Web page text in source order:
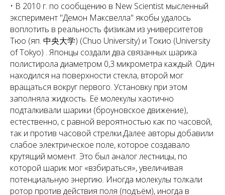
• В 2010 г. по сообщению в New Scientist мысленный
эксперимент "Демон Максвелла" якобы удалось
воплотить в реальность физикам из университетов
Тюо (яп. 中央大学) (Chuo University) и Токио (University
of Tokyo) . Японцы создали два связанных шарика
полистирола диаметром 0,3 микрометра каждый. Один
находился на поверхности стекла, второй мог
вращаться вокруг первого. Установку при этом
заполняла жидкость. Её молекулы хаотично
подталкивали шарики (броуновское движение),
естественно, с равной вероятностью как по часовой,
так и против часовой стрелки.Далее авторы добавили
слабое электрическое поле, которое создавало
крутящий момент. Это был аналог лестницы, по
которой шарик мог «взбираться», увеличивая
потенциальную энергию. Иногда молекулы толкали
ротор против действия поля (подъём), иногда в